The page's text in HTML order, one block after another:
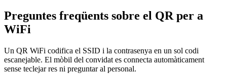
Preguntes freqüents sobre el QR per a
WiFi
Un QR WiFi codifica el SSID i la contrasenya en un sol codi
escanejable. El mòbil del convidat es connecta automàticament
sense teclejar res ni preguntar al personal.